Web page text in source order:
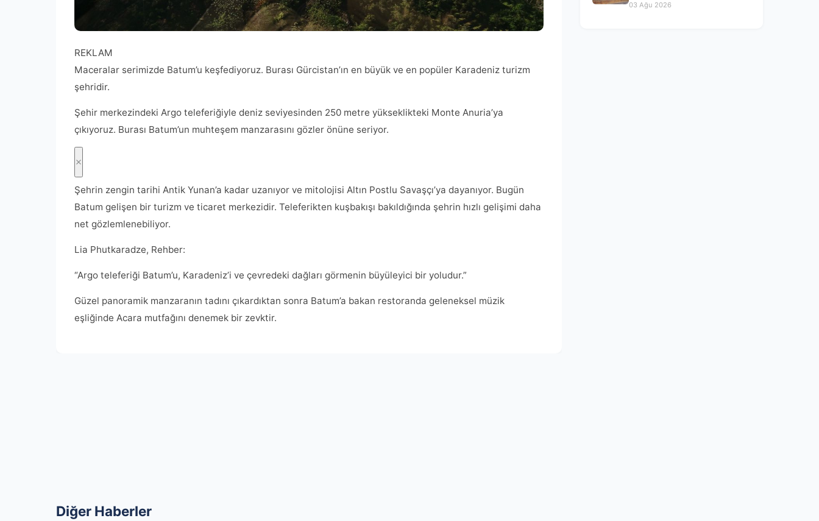
REKLAM
Maceralar serimizde Batum’u keşfediyoruz. Burası Gürcistan’ın en büyük ve en popüler Karadeniz turizm
şehridir.
Şehir merkezindeki Argo teleferiğiyle deniz seviyesinden 250 metre yükseklikteki Monte Anuria’ya
çıkıyoruz. Burası Batum’un muhteşem manzarasını gözler önüne seriyor.
Şehrin zengin tarihi Antik Yunan’a kadar uzanıyor ve mitolojisi Altın Postlu Savaşçı’ya dayanıyor. Bugün
Batum gelişen bir turizm ve ticaret merkezidir. Teleferikten kuşbakışı bakıldığında şehrin hızlı gelişimi daha
net gözlemlenebiliyor.
Lia Phutkaradze, Rehber:
“Argo teleferiği Batum’u, Karadeniz’i ve çevredeki dağları görmenin büyüleyici bir yoludur.”
Güzel panoramik manzaranın tadını çıkardıktan sonra Batum’a bakan restoranda geleneksel müzik
eşliğinde Acara mutfağını denemek bir zevktir.
03 Ağu 2026
Diğer Haberler